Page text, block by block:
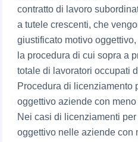
contratto di lavoro
a tutele crescenti, che
giustificato motivo
la procedura di cui sopra a
totale di lavoratori occupati
Procedura di licenziamento
oggettivo aziende con
Nei casi di licenziamenti
oggettivo nelle aziende con